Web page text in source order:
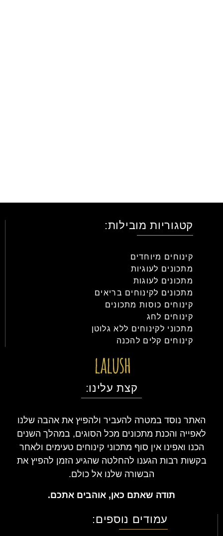
קטגוריות מובילות:
קינוחים מיוחדים
מתכונים לעוגיות
מתכונים לעוגות
מתכונים לקינוחים בריאים
קינוחים כוסות מתכונים
קינוחים לחג
מתכוני לקינוחים ללא גלוטן
קינוחים קלים להכנה
קצת עלינו:
האתר נוסד במטרה להעביר ולהפיץ את אהבה שלנו
לאפייה והכנת מתכונים מכל הסוגים, במהלך השנים
הכנו ואפינו אין סוף מתכוני קינוחים טעימים ולאחר
בקשות רבות הגענו להחלטה שהגיע הזמן להפיץ את
הבשורה שלנו אל כולם.
תודה שאתם כאן, אוהבים אתכם.
עמודים נוספים: